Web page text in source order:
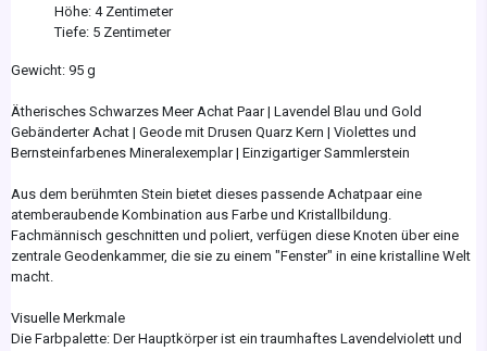
Höhe: 4 Zentimeter
Tiefe: 5 Zentimeter
Gewicht: 95 g
Ätherisches Schwarzes Meer Achat Paar | Lavendel Blau und Gold
Gebänderter Achat | Geode mit Drusen Quarz Kern | Violettes und
Bernsteinfarbenes Mineralexemplar | Einzigartiger Sammlerstein
Aus dem berühmten Stein bietet dieses passende Achatpaar eine
atemberaubende Kombination aus Farbe und Kristallbildung.
Fachmännisch geschnitten und poliert, verfügen diese Knoten über eine
zentrale Geodenkammer, die sie zu einem "Fenster" in eine kristalline Welt
macht.
Visuelle Merkmale
Die Farbpalette: Der Hauptkörper ist ein traumhaftes Lavendelviolett und